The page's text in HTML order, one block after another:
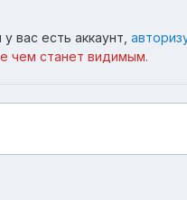
вас есть аккаунт,
чем станет видимым.